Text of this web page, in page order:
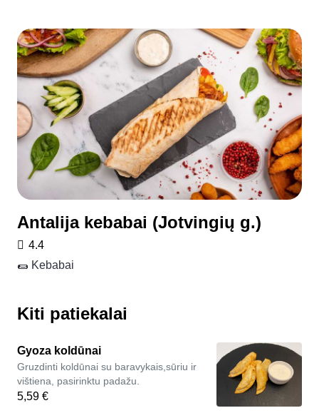
Antalija kebabai (Jotvingių g.)
4.4
🌯 Kebabai
Kiti patiekalai
Gyoza koldūnai
Gruzdinti koldūnai su baravykais,sūriu ir
vištiena, pasirinktu padažu.
5,59 €